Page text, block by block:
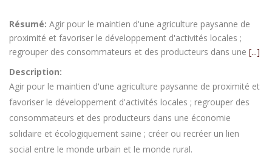
Résumé: Agir pour le maintien d'une agriculture paysanne de
proximité et favoriser le développement d'activités locales ;
regrouper des consommateurs et des producteurs dans une [...]
Description:
Agir pour le maintien d'une agriculture paysanne de proximité et
favoriser le développement d'activités locales ; regrouper des
consommateurs et des producteurs dans une économie
solidaire et écologiquement saine ; créer ou recréer un lien
social entre le monde urbain et le monde rural.